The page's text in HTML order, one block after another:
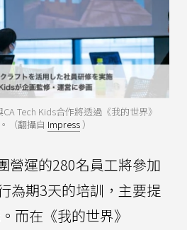
Tech Kids合作將透過《我的世界》
（翻攝自 Impress ）
營運的280名員工將參加
為期3天的培訓，主要提
而在《我的世界》